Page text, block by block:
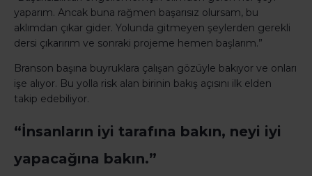
yaparım. Ancak buna rağmen başarısız olursam, bu
aklımdan çıkar gider. Yolunda gitmeyen şeylerden gerekli
dersi çıkarırım ve sonraki projeme hemen başlarım.”
Branson başına buyruklara çalışan gözüyle bakıyor ve onları
işe alıyor. Bu yolla risk alan birinin bakış açısını ilk elden
takip edebiliyor.
“İnsanların iyi tarafına bakın, neyi iyi
yapacağına bakın.”